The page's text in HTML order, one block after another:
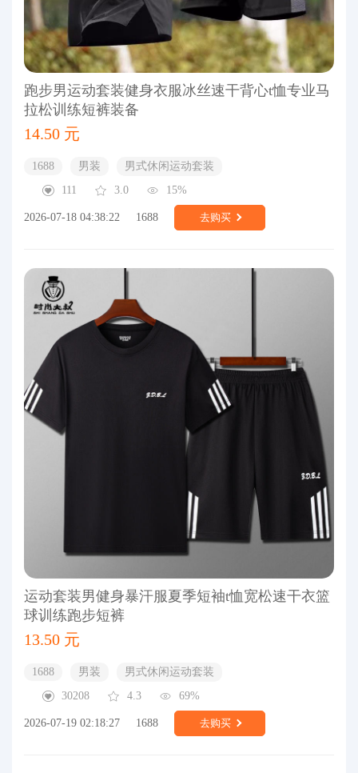
跑步男运动套装健身衣服冰丝速干背心t恤专业马
拉松训练短裤装备
14.50 元
1688 男装
男式休闲运动套装
111
3.0 15%
2026-07-18 04:38:22 1688 去购买
运动套装男健身暴汗服夏季短袖t恤宽松速干衣篮
球训练跑步短裤
13.50 元
1688 男装
男式休闲运动套装
30208
4.3 69%
2026-07-19 02:18:27 1688 去购买